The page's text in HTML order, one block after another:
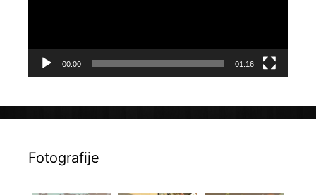
00:00 01:16
Fotografije